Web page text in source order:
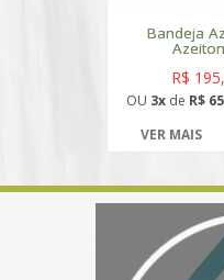
Bandeja
R$
OU 3xde R$
VER MAIS